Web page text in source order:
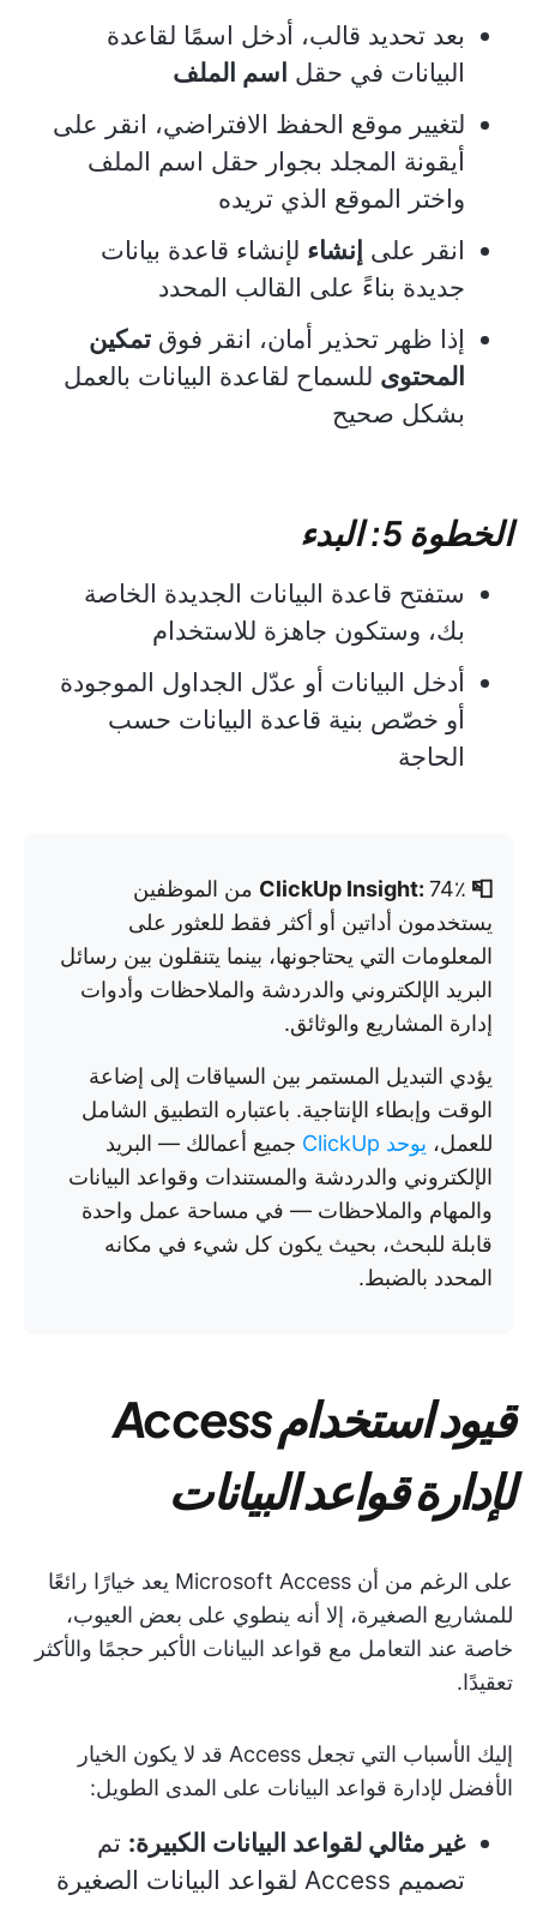
بعد تحديد قالب، أدخل اسمًا لقاعدة
البيانات في حقل اسم الملف
لتغيير موقع الحفظ الافتراضي، انقر على
أيقونة المجلد بجوار حقل اسم الملف
واختر الموقع الذي تريده
انقر على إنشاء لإنشاء قاعدة بيانات
جديدة بناءً على القالب المحدد
إذا ظهر تحذير أمان، انقر فوق تمكين
المحتوى للسماح لقاعدة البيانات بالعمل
بشكل صحيح
الخطوة 5: البدء
ستفتح قاعدة البيانات الجديدة الخاصة
بك، وستكون جاهزة للاستخدام
أدخل البيانات أو عدّل الجداول الموجودة
أو خصّص بنية قاعدة البيانات حسب
الحاجة
📮 ClickUp Insight:
74٪ من الموظفين
يستخدمون أداتين أو أكثر فقط للعثور على
المعلومات التي يحتاجونها، بينما يتنقلون بين رسائل
البريد الإلكتروني والدردشة والملاحظات وأدوات
إدارة المشاريع والوثائق.
يؤدي التبديل المستمر بين السياقات إلى إضاعة
الوقت وإبطاء الإنتاجية. باعتباره التطبيق الشامل
للعمل، يوحد ClickUp
جميع أعمالك — البريد
الإلكتروني والدردشة والمستندات وقواعد البيانات
والمهام والملاحظات — في مساحة عمل واحدة
قابلة للبحث، بحيث يكون كل شيء في مكانه
المحدد بالضبط.
قيود استخدام Access
لإدارة قواعد البيانات
على الرغم من أن Microsoft Access يعد خيارًا رائعًا
للمشاريع الصغيرة، إلا أنه ينطوي على بعض العيوب،
خاصة عند التعامل مع قواعد البيانات الأكبر حجمًا والأكثر
تعقيدًا.
إليك الأسباب التي تجعل Access قد لا يكون الخيار
الأفضل لإدارة قواعد البيانات على المدى الطويل:
غير مثالي لقواعد البيانات الكبيرة: تم
تصميم Access لقواعد البيانات الصغيرة